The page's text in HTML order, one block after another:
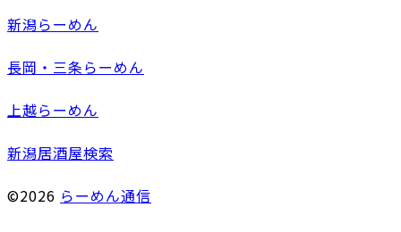
新潟らーめん
長岡・三条らーめん
上越らーめん
新潟居酒屋検索
©2026 らーめん通信